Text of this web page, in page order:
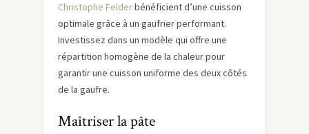
Christophe Felderbénéficient d’une cuisson
optimale grâce à un gaufrier performant.
Investissez dans un modèle qui offre une
répartition homogène de la chaleur pour
garantir une cuisson uniforme des deux côtés
de la gaufre.
Maîtriser la pâte